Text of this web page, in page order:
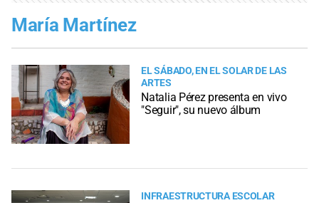
María Martínez
EL SÁBADO, EN EL SOLAR DE LAS
ARTES
Natalia Pérez presenta en vivo
"Seguir", su nuevo álbum
INFRAESTRUCTURA ESCOLAR